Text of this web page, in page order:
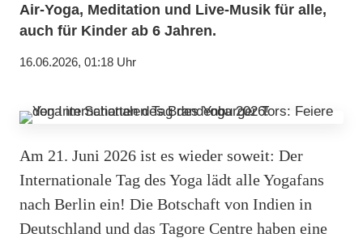
Air-Yoga, Meditation und Live-Musik für alle,
auch für Kinder ab 6 Jahren.
16.06.2026, 01:18 Uhr
Am 21. Juni 2026 ist es wieder soweit: Der
Internationale Tag des Yoga lädt alle Yogafans
nach Berlin ein! Die Botschaft von Indien in
Deutschland und das Tagore Centre haben eine